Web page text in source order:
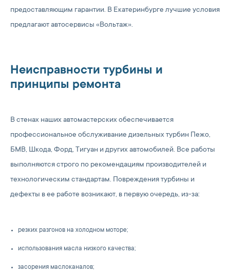
предоставляющим гарантии. В Екатеринбурге лучшие условия
предлагают автосервисы «Вольтаж».
Неисправности турбины и
принципы ремонта
В стенах наших автомастерских обеспечивается
профессиональное обслуживание дизельных турбин Пежо,
БМВ, Шкода, Форд, Тигуан и других автомобилей. Все работы
выполняются строго по рекомендациям производителей и
технологическим стандартам. Повреждения турбины и
дефекты в ее работе возникают, в первую очередь, из-за:
резких разгонов на холодном моторе;
использования масла низкого качества;
засорения маслоканалов;